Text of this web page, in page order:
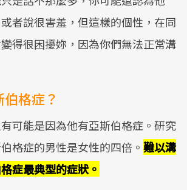
Mute
或者說很害羞，但這樣的個性，在同
得很困擾妳，因為你們無法正常溝
格症？
可能是因為他有亞斯伯格症。研究
格症的男性是女性的四倍。 難以溝
症最典型的症狀。